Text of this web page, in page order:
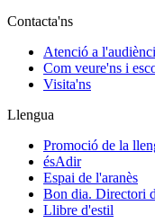
Contacta'ns
Atenció a
Com veure'ns i
Visita'ns
Llengua
Promoció de la
ésAdir
Espai de l'aranès
Bon dia. Directori
Llibre d'estil